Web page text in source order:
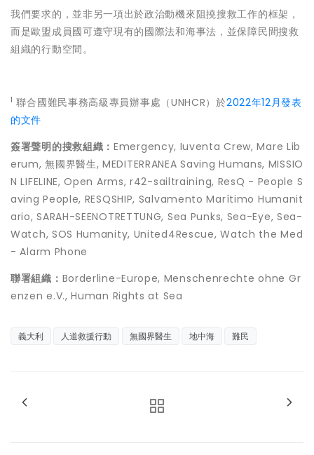
我們要求的，並非另一項出於政治動機來阻撓搜救工作的框架，
而是歐盟成員國可遵守現有的國際法和海事法，並保障民間搜救
組織的行動空間。
1 聯合國難民事務高級專員辦事處（UNHCR）於2022年12月發表
的文件
簽署聲明的搜救組織： Emergency, Iuventa Crew, Mare Lib
erum, 無國界醫生, MEDITERRANEA Saving Humans, MISSIO
N LIFELINE, Open Arms, r42-sailtraining, ResQ - People S
aving People, RESQSHIP, Salvamento Marítimo Humanit
ario, SARAH-SEENOTRETTUNG, Sea Punks, Sea-Eye, Sea-
Watch, SOS Humanity, United4Rescue, Watch the Med
- Alarm Phone
聯署組織： Borderline-Europe, Menschenrechte ohne Gr
enzen e.V., Human Rights at Sea
義大利 人道救援行動 無國界醫生 地中海 難民